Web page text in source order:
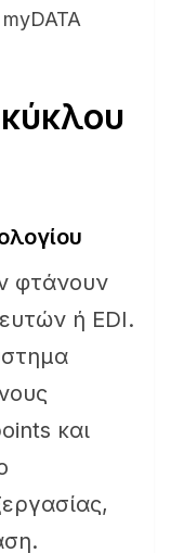
φτάνουν
ή EDI.
και